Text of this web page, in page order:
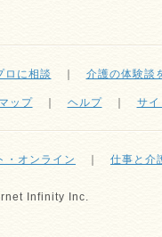
ロに相談 介護の体験談
ップ｜ ヘルプ｜ サ
オンライン 仕事と介
Infinity Inc.